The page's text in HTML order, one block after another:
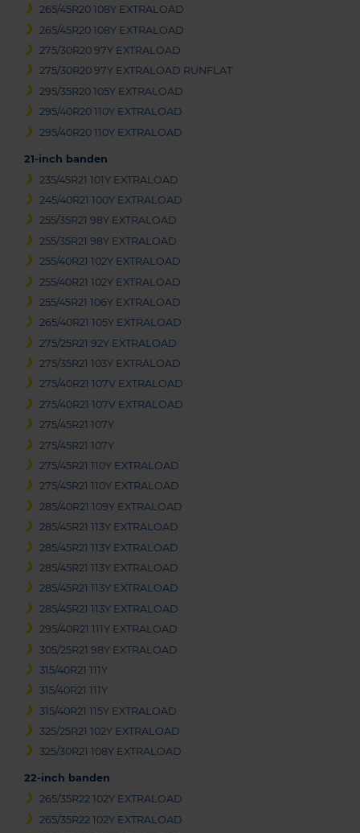
265/45R20 108Y EXTRALOAD
265/45R20 108Y EXTRALOAD
275/30R20 97Y EXTRALOAD
275/30R20 97Y EXTRALOAD RUNFLAT
295/35R20 105Y EXTRALOAD
295/40R20 110Y EXTRALOAD
295/40R20 110Y EXTRALOAD
21-inch banden
235/45R21 101Y EXTRALOAD
245/40R21 100Y EXTRALOAD
255/35R21 98Y EXTRALOAD
255/35R21 98Y EXTRALOAD
255/40R21 102Y EXTRALOAD
255/40R21 102Y EXTRALOAD
255/45R21 106Y EXTRALOAD
265/40R21 105Y EXTRALOAD
275/25R21 92Y EXTRALOAD
275/35R21 103Y EXTRALOAD
275/40R21 107V EXTRALOAD
275/40R21 107V EXTRALOAD
275/45R21 107Y
275/45R21 107Y
275/45R21 110Y EXTRALOAD
275/45R21 110Y EXTRALOAD
285/40R21 109Y EXTRALOAD
285/45R21 113Y EXTRALOAD
285/45R21 113Y EXTRALOAD
285/45R21 113Y EXTRALOAD
285/45R21 113Y EXTRALOAD
285/45R21 113Y EXTRALOAD
295/40R21 111Y EXTRALOAD
305/25R21 98Y EXTRALOAD
315/40R21 111Y
315/40R21 111Y
315/40R21 115Y EXTRALOAD
325/25R21 102Y EXTRALOAD
325/30R21 108Y EXTRALOAD
22-inch banden
265/35R22 102Y EXTRALOAD
265/35R22 102Y EXTRALOAD